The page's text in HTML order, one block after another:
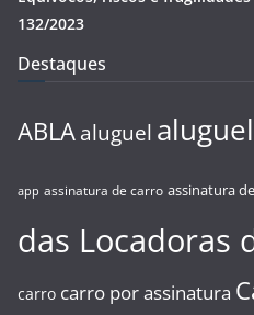
132/2023
Destaques
ABLA aluguel
app assinatura de carro assinatura
das Locadoras
carro carro por assinatura